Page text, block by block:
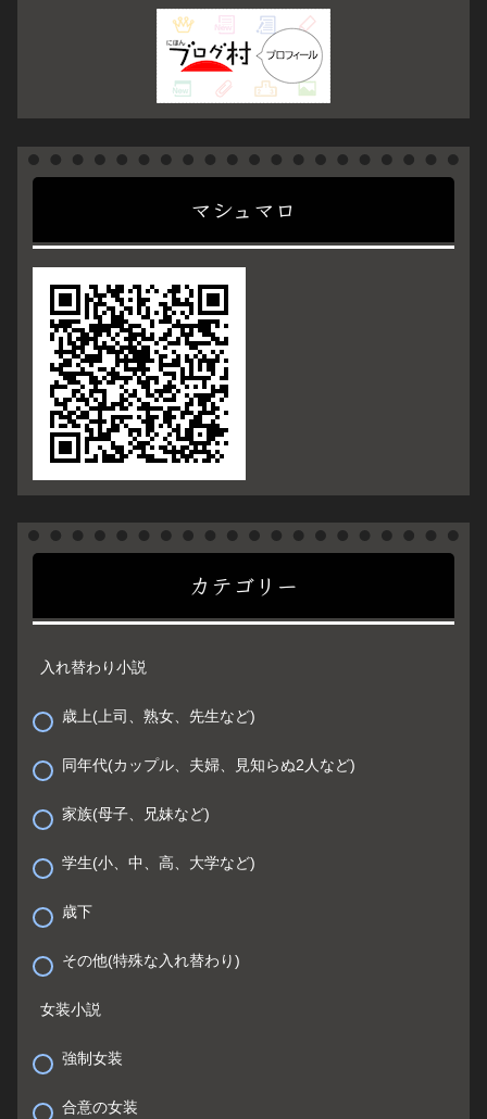
マシュマロ
カテゴリー
入れ替わり小説
歳上(上司、熟女、先生など)
同年代(カップル、夫婦、見知らぬ2人など)
家族(母子、兄妹など)
学生(小、中、高、大学など)
歳下
その他(特殊な入れ替わり)
女装小説
強制女装
合意の女装